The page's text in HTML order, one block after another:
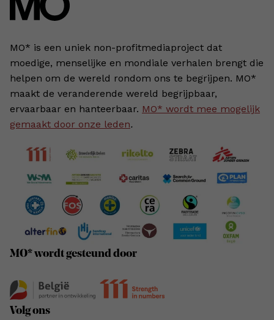
MO* is een uniek non-profitmediaproject dat
moedige, menselijke en mondiale verhalen brengt die
helpen om de wereld rondom ons te begrijpen. MO*
maakt de veranderende wereld begrijpbaar,
ervaarbaar en hanteerbaar. MO* wordt mee mogelijk
gemaakt door onze leden.
MO* wordt gesteund door
Volg ons